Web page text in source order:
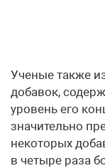
Ученые также
добавок,
уровень его
значительно
некоторых
в четыре раза